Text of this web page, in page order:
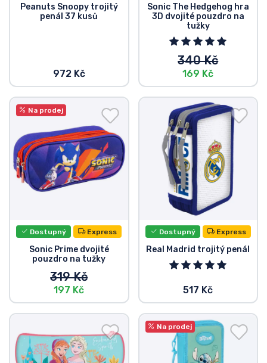
Peanuts Snoopy trojitý
penál 37 kusů
972 Kč
Sonic The Hedgehog hra
3D dvojité pouzdro na
tužky
340 Kč
169 Kč
Na prodej
Dostupný Express
Sonic Prime dvojité
pouzdro na tužky
319 Kč
197 Kč
Dostupný Express
Real Madrid trojitý penál
517 Kč
Na prodej